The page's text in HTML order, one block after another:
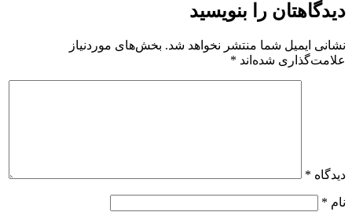
دیدگاهتان را بنویسید
نشانی ایمیل شما منتشر نخواهد شد. بخش‌های موردنیاز
علامت‌گذاری شده‌اند *
دیدگاه *
نام *